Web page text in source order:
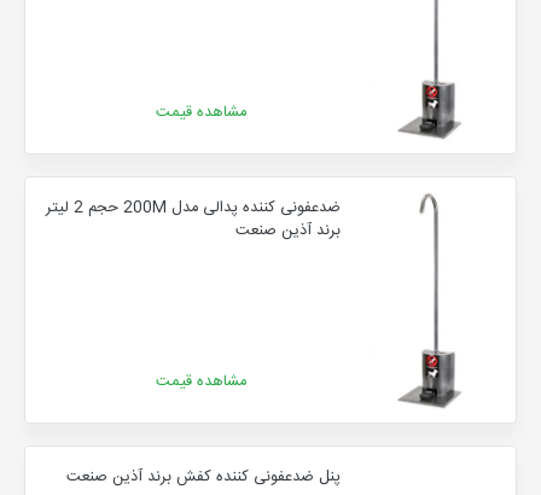
مشاهده قیمت
ضدعفونی کننده پدالی مدل 200M حجم 2 لیتر
برند آذین صنعت
مشاهده قیمت
پنل ضدعفونی کننده کفش برند آذین صنعت